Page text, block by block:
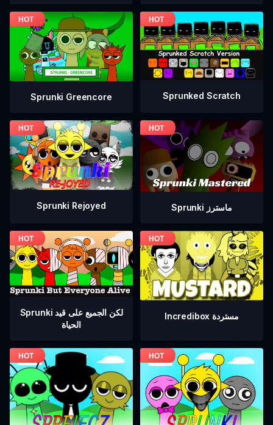
Sprunki Greencore Sprunked Scratch
Sprunki Rejoyed Sprunki ماسترز
Sprunki لكن الجميع على قيد
الحياة
Incredibox مستردة